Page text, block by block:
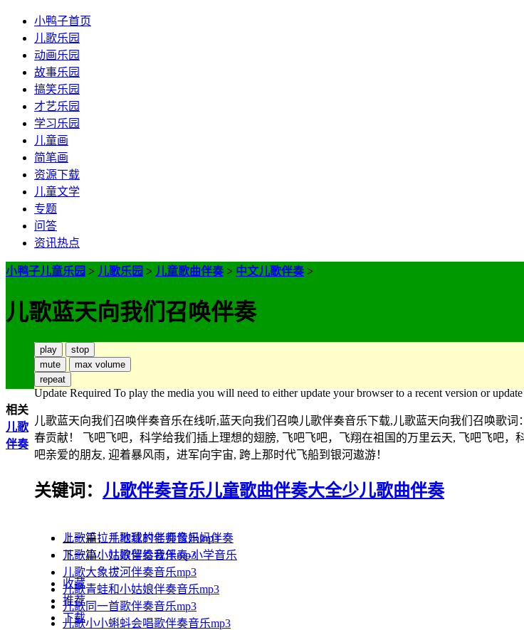
小鸭子首页
儿歌乐园
动画乐园
故事乐园
搞笑乐园
才艺乐园
学习乐园
儿童画
简笔画
资源下载
儿童文学
专题
问答
资讯热点
小鸭子儿童乐园 > 儿歌乐园 > 儿童歌曲伴奏> 中文儿歌伴奏>
儿歌蓝天向我们召唤伴奏
play
stop
mute
max volume
repeat
Update RequiredTo play the media you will need to either update your browser to a recent version or
儿歌蓝天向我们召唤伴奏音乐在线听,蓝天向我们召唤儿歌伴奏音乐下载,儿歌蓝天向我们召唤歌
春贡献！ 飞吧飞吧，科学给我们插上理想的翅膀, 飞吧飞吧，飞翔在祖国的万里云天, 飞吧飞吧
吧亲爱的朋友, 迎着暴风雨，进军向宇宙, 跨上那时代飞船到银河遨游！
关键词： 儿歌伴奏音乐儿童歌曲伴奏大全少儿歌曲伴奏
上一篇：儿歌我的老师像妈妈伴奏
下一篇：儿歌留给我伴奏-小学音乐
收藏
推荐
下载
相关
儿歌
伴奏
儿歌手拉手地球村伴奏音乐mp3
儿歌小小姑娘伴奏音乐mp3
儿歌大象拔河伴奏音乐mp3
儿歌青蛙和小姑娘伴奏音乐mp3
儿歌同一首歌伴奏音乐mp3
儿歌小小蝌蚪会唱歌伴奏音乐mp3